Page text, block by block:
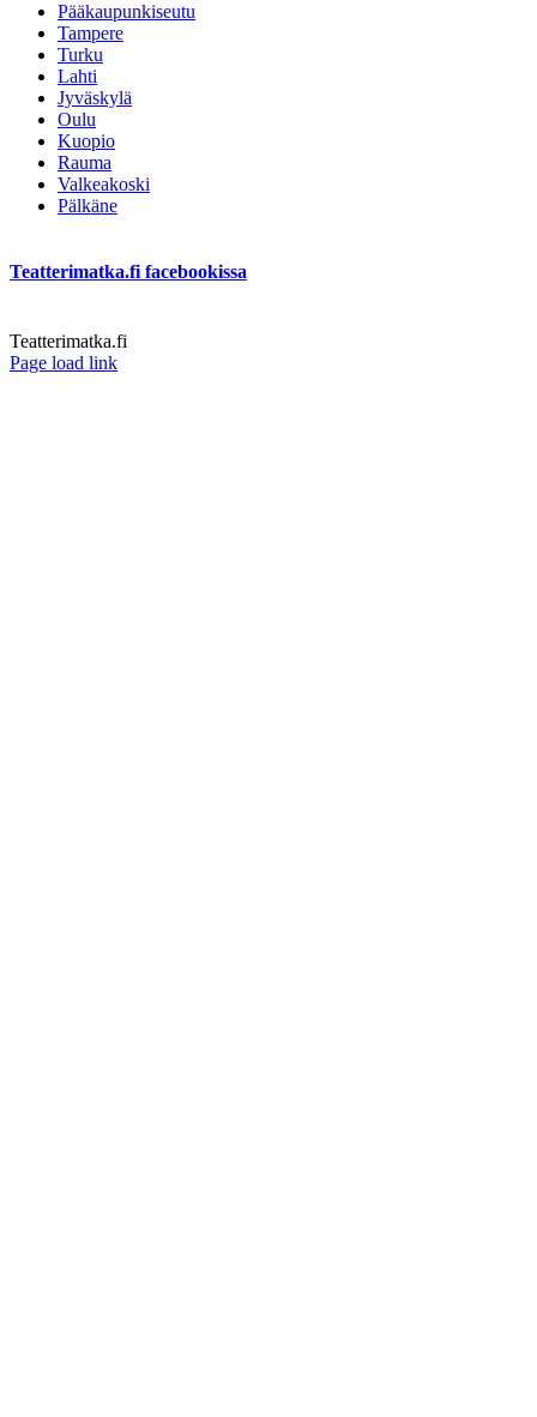
Pääkaupunkiseutu
Tampere
Turku
Lahti
Jyväskylä
Oulu
Kuopio
Rauma
Valkeakoski
Pälkäne
Teatterimatka.fi facebookissa
Teatterimatka.fi
Facebook
Page load link